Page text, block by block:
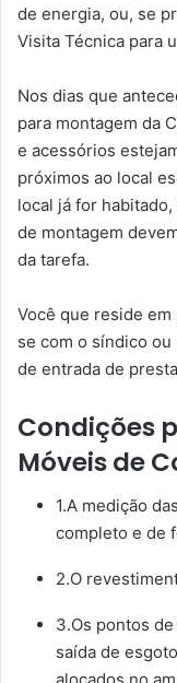
de energia, ou, se
Visita Técnica para
Nos dias que
para montagem da
e acessórios
próximos ao local
local já for
de montagem
da tarefa.
Você que reside
se com o síndico
de entrada de
Condições
Móveis de
1.A medição
completo e de
2.O
3.Os pontos
saída de